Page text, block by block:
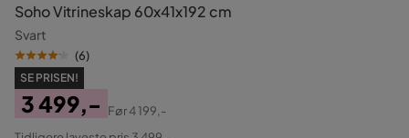
Soho Vitrineskap 60x41x192 cm
Svart
(6)
SE PRISEN!
Pris
3 499,-
Original
Før4 199,-